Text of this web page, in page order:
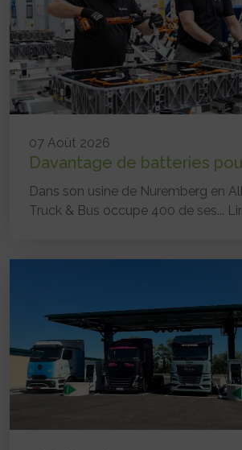
07 Août 2026
Davantage de batteries
Dans son usine de Nuremberg en
Truck & Bus occupe 400 de ses...